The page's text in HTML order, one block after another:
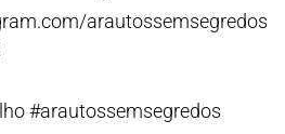
arautossemsegredos
#arautossemsegredos